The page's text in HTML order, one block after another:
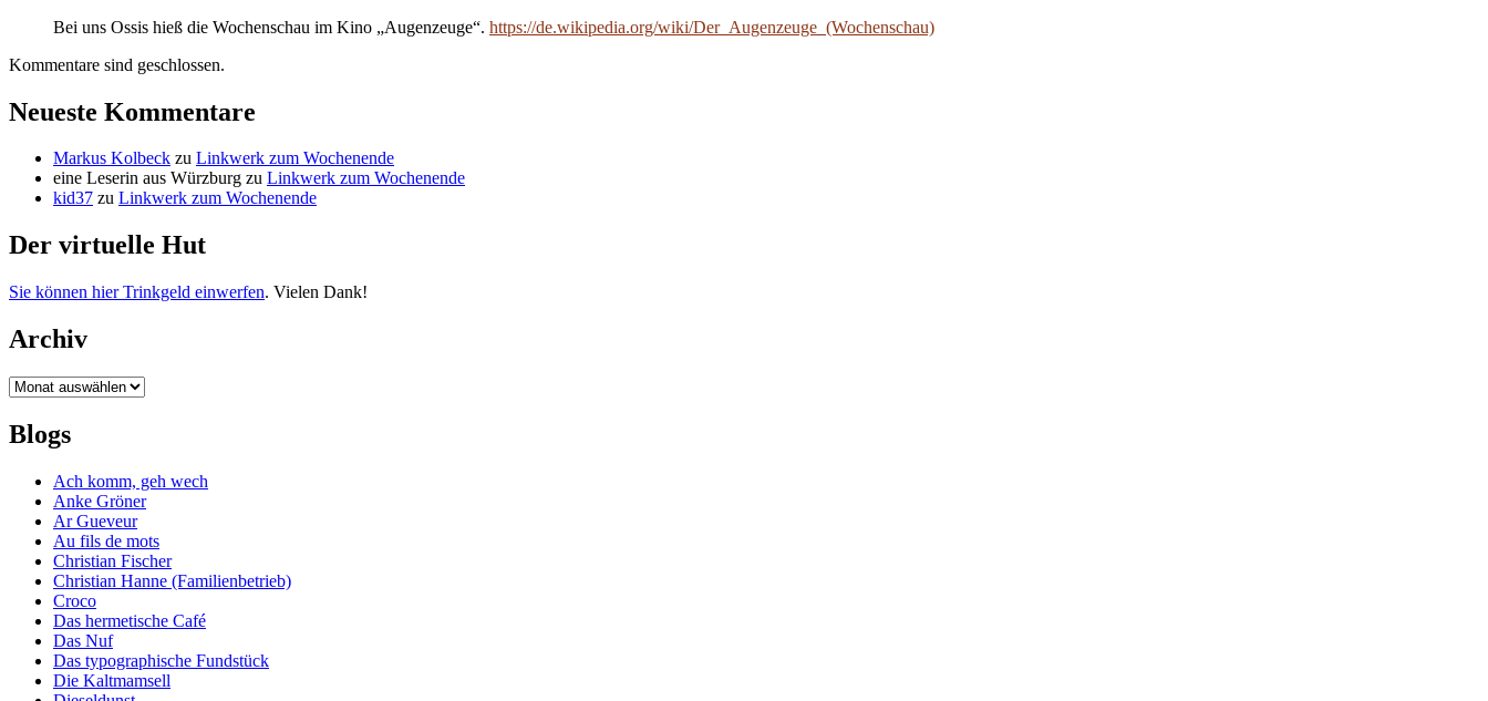
Bei uns Ossis hieß die Wochenschau im Kino „Augenzeuge“. https://de.wikipedia.org/wiki/Der_Augenzeuge_(Wochenschau)
Kommentare sind geschlossen.
Neueste Kommentare
Markus Kolbeck zu Linkwerk zum Wochenende
eine Leserin aus Würzburg zu Linkwerk zum Wochenende
kid37 zu Linkwerk zum Wochenende
Der virtuelle Hut
Sie können hier Trinkgeld einwerfen. Vielen Dank!
Archiv
Archiv
Blogs
Ach komm, geh wech
Anke Gröner
Ar Gueveur
Au fils de mots
Christian Fischer
Christian Hanne (Familienbetrieb)
Croco
Das hermetische Café
Das Nuf
Das typographische Fundstück
Die Kaltmamsell